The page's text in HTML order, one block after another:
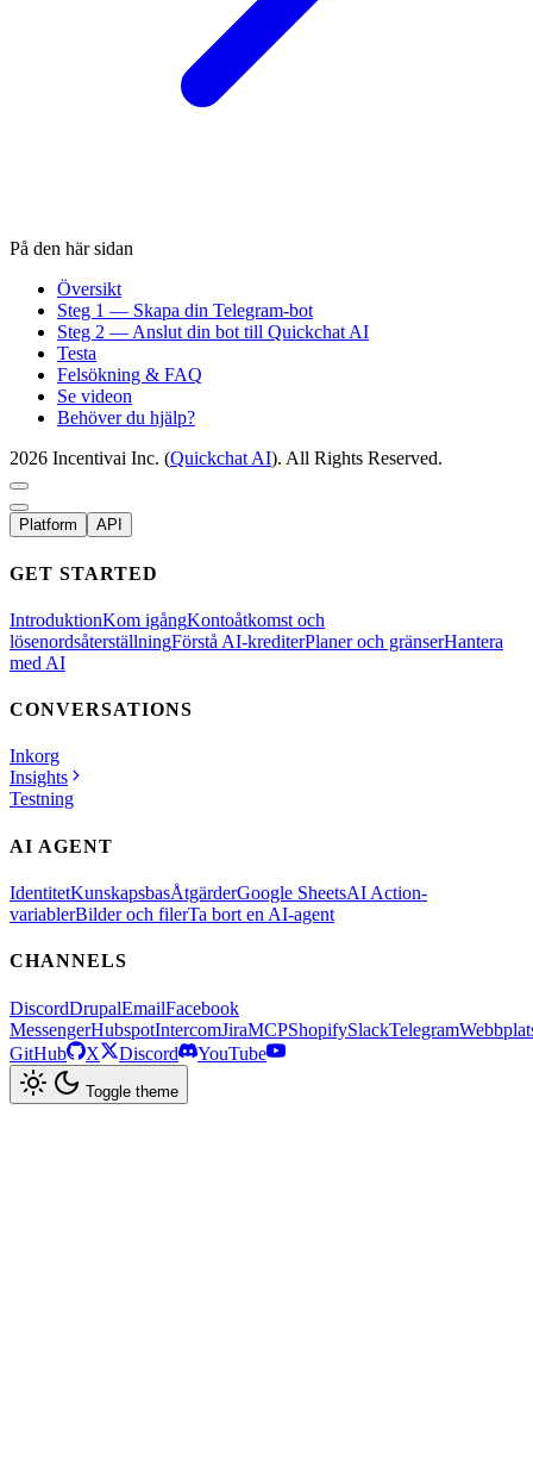
På den här sidan
Översikt
Steg 1 — Skapa din Telegram-bot
Steg 2 — Anslut din bot till Quickchat AI
Testa
Felsökning & FAQ
Se videon
Behöver du hjälp?
2026 Incentivai Inc. (Quickchat AI). All Rights Reserved.
Platform API
GET STARTED
IntroduktionKom igångKontoåtkomst och
lösenordsåterställningFörstå AI-krediterPlaner och gränserHantera
med AI
CONVERSATIONS
Inkorg
Insights
Testning
AI AGENT
IdentitetKunskapsbasÅtgärderGoogle SheetsAI Action-
variablerBilder och filerTa bort en AI-agent
CHANNELS
DiscordDrupalEmailFacebook
MessengerHubspotIntercomJiraMCPShopifySlackTelegram
GitHub
X Discord YouTube
Toggle theme